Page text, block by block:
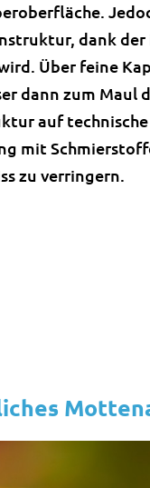
dank
Über feine
dann zum Maul
auf
mit
zu verringern.